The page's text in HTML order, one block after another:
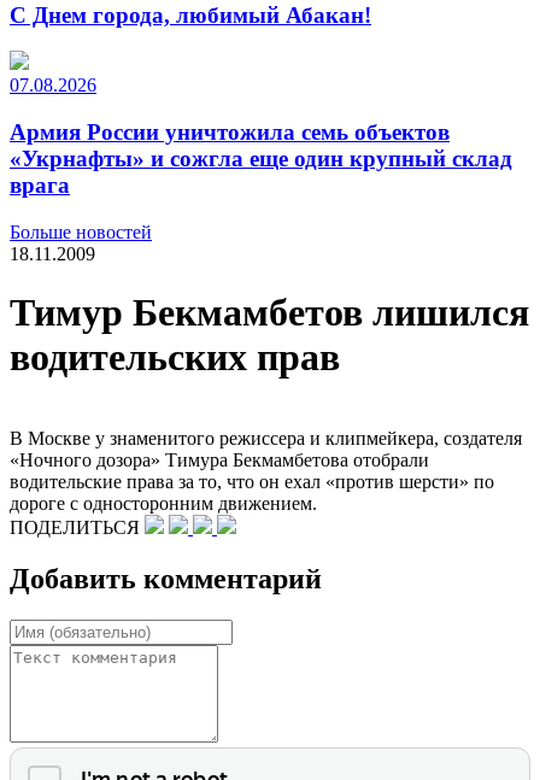
С Днем города, любимый Абакан!
07.08.2026
Армия России уничтожила семь объектов
«Укрнафты» и сожгла еще один крупный склад
врага
Больше новостей
18.11.2009
Тимур Бекмамбетов лишился
водительских прав
В Москве у знаменитого режиссера и клипмейкера, создателя
«Ночного дозора» Тимура Бекмамбетова отобрали
водительские права за то, что он ехал «против шерсти» по
дороге с односторонним движением.
ПОДЕЛИТЬСЯ
Добавить комментарий